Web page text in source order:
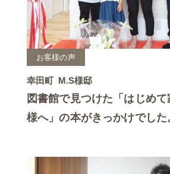
お客様の声
幸田町 M.S様邸
図書館で見つけた「はじめ
様へ」の本がきっかけでした